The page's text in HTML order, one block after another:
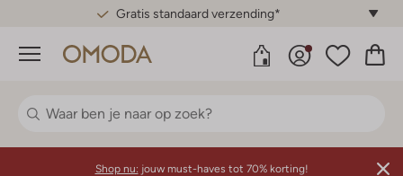
Gratis 30 dagen retourneren*
Menu
Shop nu: jouw must-haves tot 70% korting!